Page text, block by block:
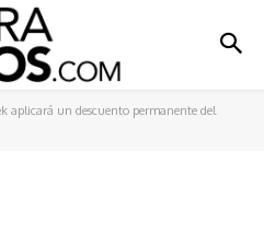
aplicará un descuento permanente del